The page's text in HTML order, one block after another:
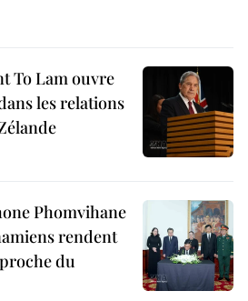
To Lam ouvre
les relations
Phomvihane
rendent
du